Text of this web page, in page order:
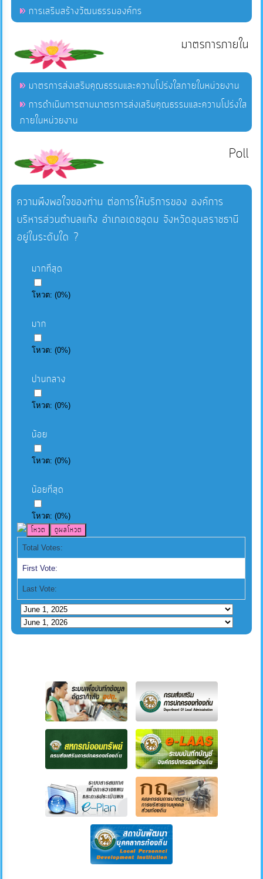
การเสริมสร้างวัฒนธรรมองค์กร
มาตรการภายใน
มาตรการส่งเสริมคุณธรรมและความโปร่งใสภายในหน่วยงาน
การดำเนินการตามมาตรการส่งเสริมคุณธรรมและความโปร่งใส
ภายในหน่วยงาน
Poll
ความพึงพอใจของท่าน ต่อการให้บริการของ องค์การ
บริหารส่วนตำบลแก้ง อำเภอเดชอุดม จังหวัดอุบลราชธานี
อยู่ในระดับใด ?
มากที่สุด
โหวต:(0%)
มาก
โหวต:(0%)
ปานกลาง
โหวต:(0%)
น้อย
โหวต:(0%)
น้อยที่สุด
โหวต:(0%)
Total Votes:
First Vote:
Last Vote: